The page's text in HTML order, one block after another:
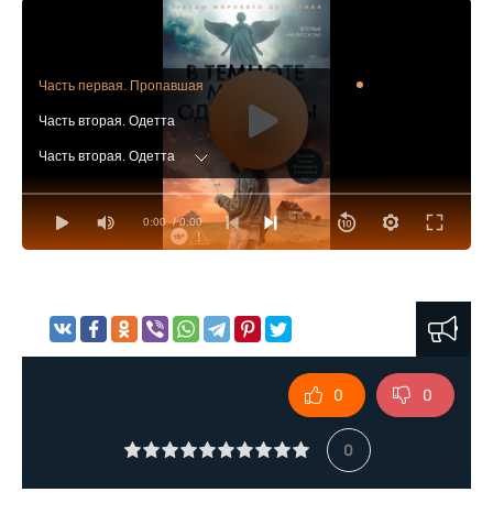
0:00 / 0:00
Часть первая. Пропавшая
Часть вторая. Одетта
Часть вторая. Одетта
Часть вторая. Одетта
Часть вторая. Одетта
Часть третья. Энджел
0
0 0